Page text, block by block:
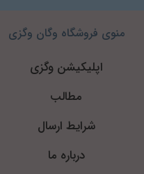
منوی فروشگاه وگان وگزی
اپلیکیشن وگزی
مطالب
شرایط ارسال
درباره ما